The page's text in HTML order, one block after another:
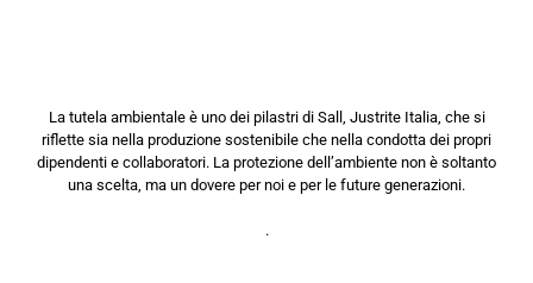
La tutela ambientale è uno dei pilastri di Sall, Justrite Italia, che si
riflette sia nella produzione sostenibile che nella condotta dei propri
dipendenti e collaboratori. La protezione dell’ambiente non è soltanto
una scelta, ma un dovere per noi e per le future generazioni.
.